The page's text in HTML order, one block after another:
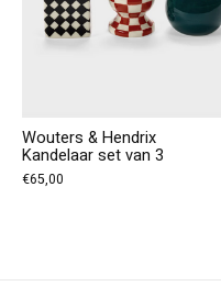
Wouters & Hendrix
Kandelaar set van 3
€65,00